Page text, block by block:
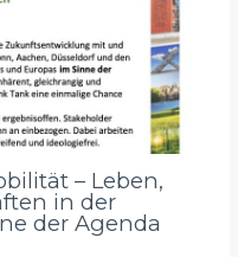
– Leben,
in der
der Agenda